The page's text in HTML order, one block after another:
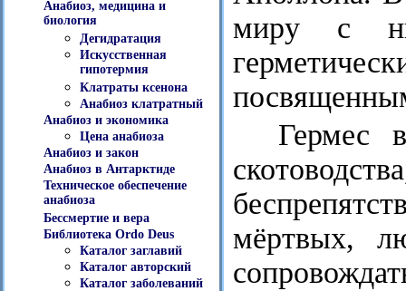
Анабиоз, медицина и
биология
Дегидратация
Искусственная
гипотермия
Клатраты ксенона
Анабиоз клатратный
Анабиоз и экономика
Цена анабиоза
Анабиоз и закон
Анабиоз в Антарктиде
Техническое обеспечение
анабиоза
Бессмертие и вера
Библиотека Ordo Deus
Каталог заглавий
Каталог авторский
Каталог заболеваний
миру с
Гермес
мёртвых,